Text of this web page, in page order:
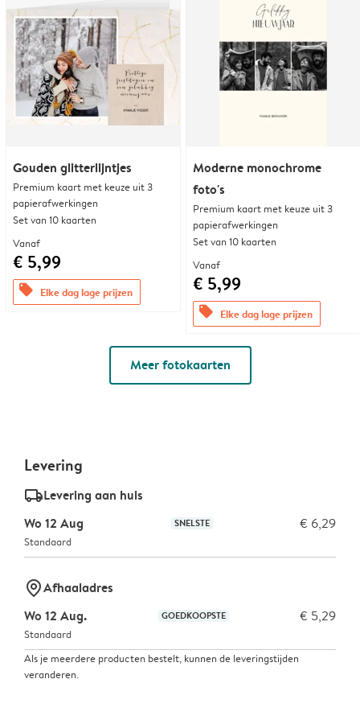
Gouden glitterlijntjes
Premium kaart met keuze uit 3
papierafwerkingen
Set van 10 kaarten
Vanaf
€ 5,99
offers Elke dag lage prijzen
Moderne monochrome
foto's
Premium kaart met keuze uit 3
papierafwerkingen
Set van 10 kaarten
Vanaf
€ 5,99
offers Elke dag lage prijzen
Meer fotokaarten
Levering
delivery_standard_v2Levering aan huis
Wo 12 Aug
SNELSTE € 6,29
Standaard
marker-pinAfhaaladres
Wo 12 Aug.
GOEDKOOPSTE € 5,29
Standaard
Als je meerdere producten bestelt, kunnen de leveringstijden
veranderen.